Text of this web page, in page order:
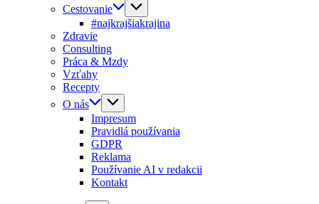
Cestovanie
#najkrajšiakrajina
Zdravie
Consulting
Práca & Mzdy
Vzťahy
Recepty
O nás
Impresum
Pravidlá používania
GDPR
Reklama
Používanie AI v redakcii
Kontakt